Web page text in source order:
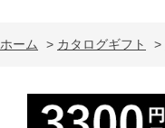
ホーム > カタログギフト >